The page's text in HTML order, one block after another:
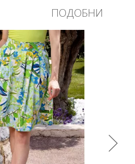
ПОДОБНИ